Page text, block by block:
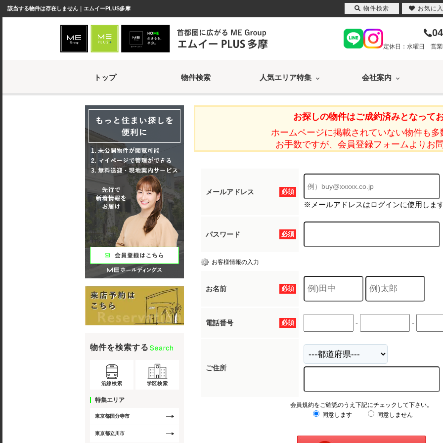
該当する物件は存在しません｜エムイーPLUS多摩
定休日：水曜日 営
トップ 物件検索 人気エリア特集 会社案内
お探しの物件はご成約済みとなってお
ホームページに掲載されていない物件も多
お手数ですが、会員登録フォームよりお
必須
メールアドレス
※メールアドレスはログインに使用します
必須
パスワード
お客様情報の入力
必須
お名前
必須
電話番号 - -
ご住所
会員規約をご確認のうえ下記にチェックして下さい。
同意します
同意しません
物件を検索する
沿線検索 学区検索
特集エリア
東京都国分寺市
東京都立川市
物件検索 お気に